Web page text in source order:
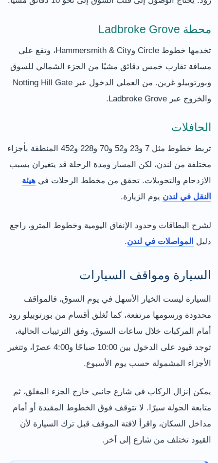
محطة Ladbroke Grove
تخدمها خطوط Circle وHammersmith & City، وتقع على
مسافة تقارب خمس دقائق مشيًا من الجزء الشمالي للسوق
وبورتوبيلو غرين. من العملي الدخول عبر Notting Hill Gate
والخروج عبر Ladbroke Grove.
الحافلات
تربط خطوط مثل 7 و23 و52 و70 و228 و452 المنطقة بأجزاء
مختلفة من لندن، لكن المسار ومدة الرحلة قد يتغيران بسبب
الازدحام والتحويلات. تحقق من مخطط الرحلات في هيئة
النقل في لندن يوم الزيارة.
لشرح البطاقات وحدود الإنفاق اليومية وخطوط المترو، راجع
دليل المواصلات في لندن.
السيارة ومواقف السيارات
السيارة ليست الخيار الأسهل في يوم السوق، فالمواقف
محدودة ورسومها مرتفعة، كما تُغلق أقسام من بورتوبيلو رود
أمام المركبات خلال ساعات السوق. وفق الترتيبات الحالية،
توجد قيود على الدخول بين 10:00 صباحًا و4:00 عصرًا، وتتغير
الأجزاء المشمولة حسب يوم الأسبوع.
يمكن إنزال الركاب في شارع جانبي خارج الجزء المغلق، ثم
متابعة الجولة سيرًا. لا تتوقف فوق الخطوط المقيدة أو أمام
مداخل السكان، واقرأ لافتة الموقف قبل ترك السيارة لأن
القيود تختلف من شارع إلى آخر.